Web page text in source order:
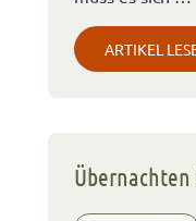
ARTIKEL
Übernachten